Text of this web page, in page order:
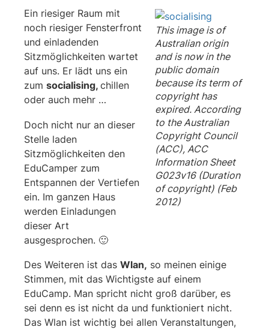
This image is of
Australian origin
and is now in the
public domain
because its term of
copyright has
expired. According
to the Australian
Copyright Council
(ACC), ACC
Information Sheet
G023v16 (Duration
of copyright) (Feb
2012)
Ein riesiger Raum mit
noch riesiger Fensterfront
und einladenden
Sitzmöglichkeiten wartet
auf uns. Er lädt uns ein
zum socialising, chillen
oder auch mehr …
Doch nicht nur an dieser
Stelle laden
Sitzmöglichkeiten den
EduCamper zum
Entspannen der Vertiefen
ein. Im ganzen Haus
werden Einladungen
dieser Art
ausgesprochen. 🙂
Des Weiteren ist das Wlan, so meinen einige
Stimmen, mit das Wichtigste auf einem
EduCamp. Man spricht nicht groß darüber, es
sei denn es ist nicht da und funktioniert nicht.
Das Wlan ist wichtig bei allen Veranstaltungen,